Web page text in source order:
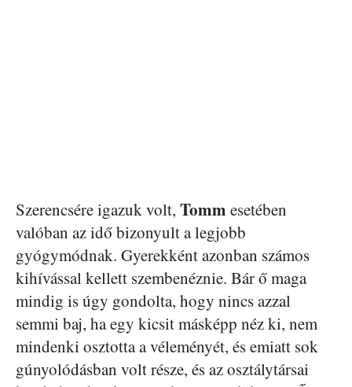
Szerencsére igazuk volt, Tomm esetében
valóban az idő bizonyult a legjobb
gyógymódnak. Gyerekként azonban számos
kihívással kellett szembenéznie. Bár ő maga
mindig is úgy gondolta, hogy nincs azzal
semmi baj, ha egy kicsit másképp néz ki, nem
mindenki osztotta a véleményét, és emiatt sok
gúnyolódásban volt része, és az osztálytársai